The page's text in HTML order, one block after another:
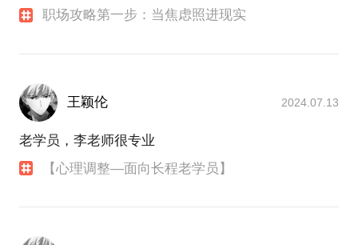
我曾经服务于正和岛，中国最大的企业家社交平台，
曾服务于一家由资深投资家携众多商界领袖、投资界
1999年成为阿里巴巴最早的投资人，也是多家独角兽
公司的投资人，不过他喜欢当隐形巨头）工作是助力
职场攻略第一步：当焦虑照进现实
王颖伦 2024.07.13
老学员，李老师很专业
【心理调整—面向长程老学员】